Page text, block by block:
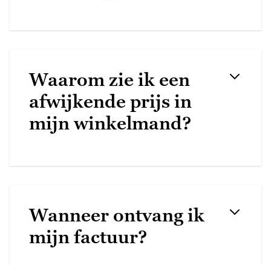
Waarom zie ik een
afwijkende prijs in
mijn winkelmand?
Wanneer ontvang ik
mijn factuur?